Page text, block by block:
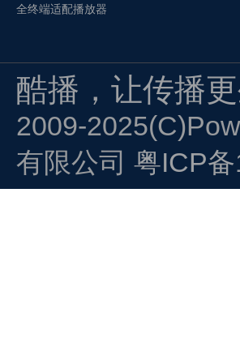
全终端适配播放器
酷播，让传播
2009-
有限公司 粤ICP